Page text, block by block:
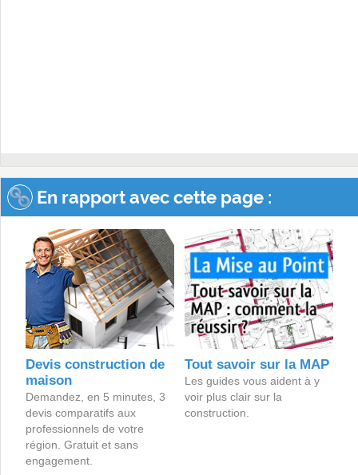
En rapport avec cette page :
Devis construction de
maison
Demandez, en 5 minutes, 3
devis comparatifs aux
professionnels de votre
région. Gratuit et sans
engagement.
Tout savoir sur la MAP
Les guides vous aident à y
voir plus clair sur la
construction.